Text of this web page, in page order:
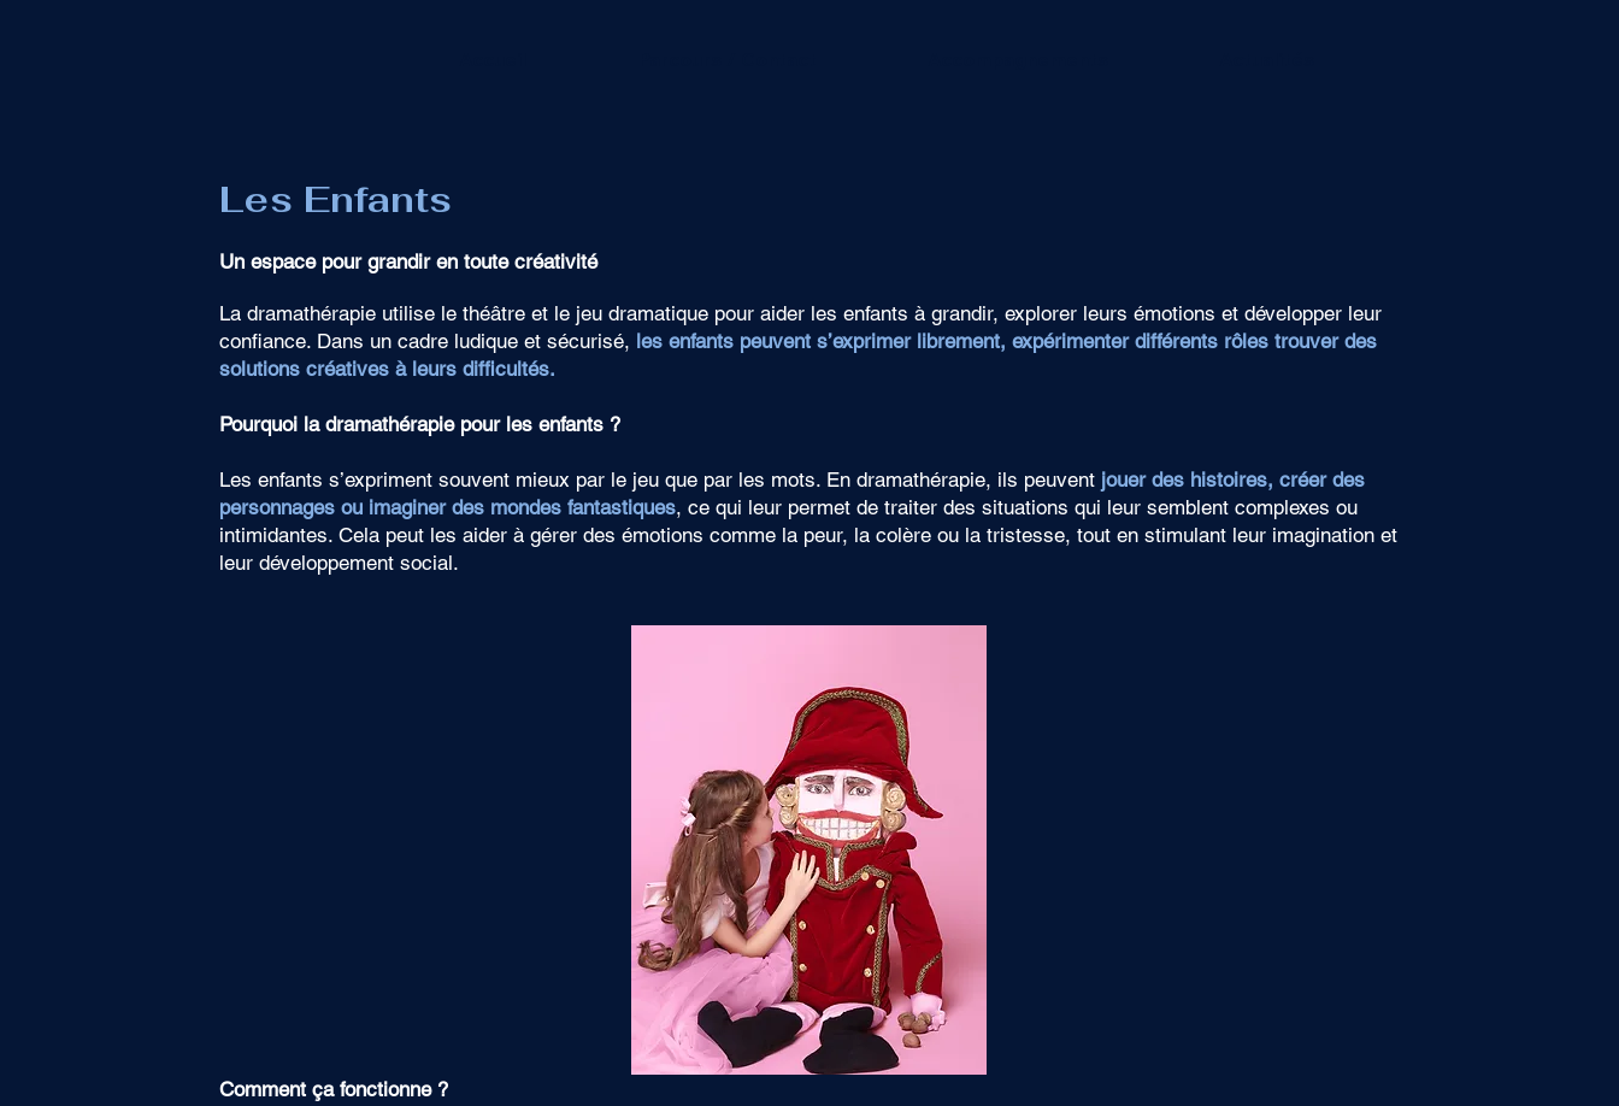
Les Enfants
Un espace pour grandir en toute créativité
La dramathérapie utilise le théâtre et le jeu dramatique pour aider les enfants à grandir, explorer leurs émotions et développer leur
confiance. Dans un cadre ludique et sécurisé, les enfants peuvent s’exprimer librement, expérimenter différents rôles trouver des
solutions créatives à leurs difficultés.
Pourquoi la dramathérapie pour les enfants ?
Les enfants s’expriment souvent mieux par le jeu que par les mots. En dramathérapie, ils peuvent jouer des histoires, créer des
personnages ou imaginer des mondes fantastiques, ce qui leur permet de traiter des situations qui leur semblent complexes ou
intimidantes. Cela peut les aider à gérer des émotions comme la peur, la colère ou la tristesse, tout en stimulant leur imagination et
leur développement social.
Comment ça fonctionne ?